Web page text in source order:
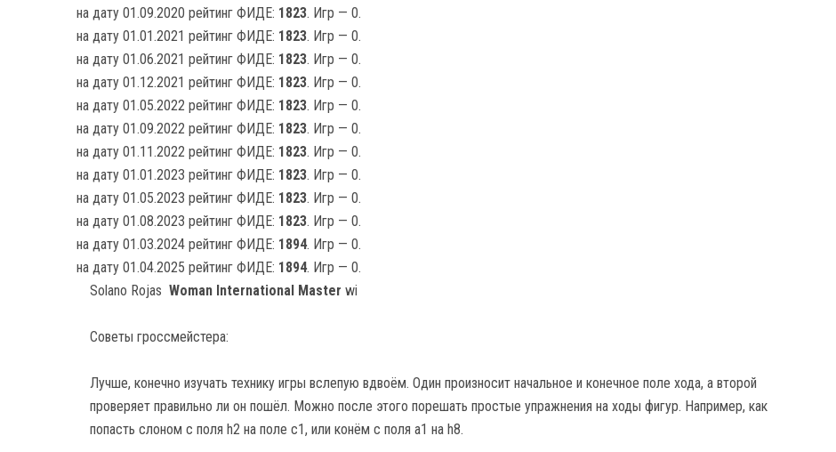
на дату 01.09.2020 рейтинг ФИДЕ: 1823. Игр — 0.
на дату 01.01.2021 рейтинг ФИДЕ: 1823. Игр — 0.
на дату 01.06.2021 рейтинг ФИДЕ: 1823. Игр — 0.
на дату 01.12.2021 рейтинг ФИДЕ: 1823. Игр — 0.
на дату 01.05.2022 рейтинг ФИДЕ: 1823. Игр — 0.
на дату 01.09.2022 рейтинг ФИДЕ: 1823. Игр — 0.
на дату 01.11.2022 рейтинг ФИДЕ: 1823. Игр — 0.
на дату 01.01.2023 рейтинг ФИДЕ: 1823. Игр — 0.
на дату 01.05.2023 рейтинг ФИДЕ: 1823. Игр — 0.
на дату 01.08.2023 рейтинг ФИДЕ: 1823. Игр — 0.
на дату 01.03.2024 рейтинг ФИДЕ: 1894. Игр — 0.
на дату 01.04.2025 рейтинг ФИДЕ: 1894. Игр — 0.
Solano RojasWoman International Master wi
Советы гроссмейстера:
Лучше, конечно изучать технику игры вслепую вдвоём. Один произносит начальное и конечное поле хода, а второй
проверяет правильно ли он пошёл. Можно после этого порешать простые упражнения на ходы фигур. Например, как
попасть слоном с поля h2 на поле c1, или конём с поля a1 на h8.